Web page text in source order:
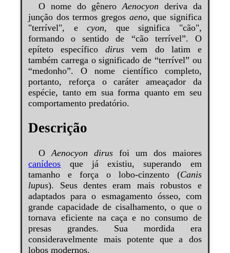
O nome do gêneroAenocyon deriva da
junção dos termos gregos aeno, que significa
"terrível", ecyon, que significa "cão",
formando o sentido de “cão terrível”. O
epíteto específicodirus vem do latim e
também carrega o significado de “terrível” ou
“medonho”. O nome científico completo,
portanto, reforça o caráter ameaçador da
espécie, tanto em sua forma quanto em seu
comportamento predatório.
Descrição
OAenocyon dirus foi um dos maiores
canídeos que já existiu, superando em
tamanho e força o lobo-cinzento (Canis
lupus). Seus dentes eram mais robustos e
adaptados para o esmagamento ósseo, com
grande capacidade de cisalhamento, o que o
tornava eficiente na caça e no consumo de
presas grandes. Sua mordida era
consideravelmente mais potente que a dos
lobos modernos.